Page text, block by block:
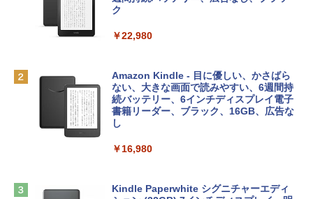
レイ、8GBメモリ、512GB SSD、1080p
ィゴ + 3年延長 AppleCare+ for 13インチ
￥162,598
tomtoc 360°保護 15.6 16インチ パソコ
ンケース Dell NEC Lavie ASUS HP dyna
ラインコード版
￥1,300
Microsoft Office Home & Business 202
4(最新 永続版)|オンラインコード版|Wind
ows11、10/mac対応|PC2台
￥39,582
インゲームコード】 ロブロックス | オン
出す プロンプトの言葉 AI画像生成シリー
ズ (はぴーイラストLabo)
￥480
ClaudeCode いちばんやさしい 教科書:
にもKindle出版にも！ 非エンジニアのた
ク
￥22,980
Amazon Kindle - 目に優しい、かさばら
ない、大きな画面で読みやすい、6週間持
続バッテリー、6インチディスプレイ電子
書籍リーダー、ブラック、16GB、広告な
し
￥16,980
Kindle Paperwhite シグニチャーエディ